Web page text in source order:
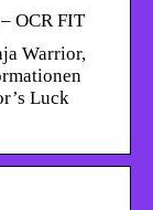
OCR FIT
Warrior,
Luck